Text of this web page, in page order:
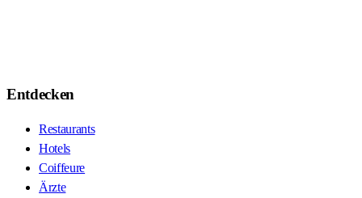
Entdecken
Restaurants
Hotels
Coiffeure
Ärzte